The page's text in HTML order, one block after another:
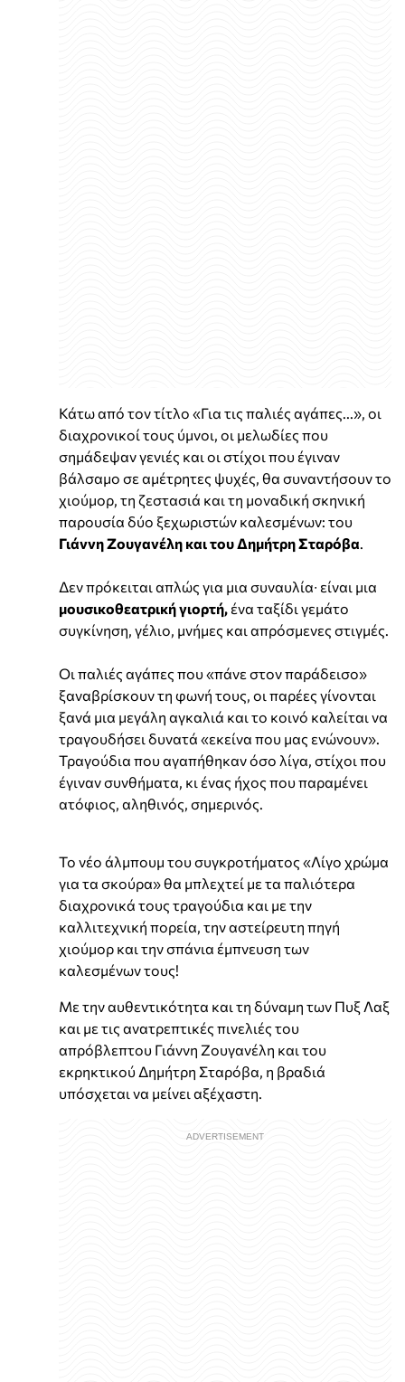
Κάτω από τον τίτλο «Για τις παλιές αγάπες...», οι
διαχρονικοί τους ύμνοι, οι μελωδίες που
σημάδεψαν γενιές και οι στίχοι που έγιναν
βάλσαμο σε αμέτρητες ψυχές, θα συναντήσουν το
χιούμορ, τη ζεστασιά και τη μοναδική σκηνική
παρουσία δύο ξεχωριστών καλεσμένων: του
Γιάννη Ζουγανέλη και του Δημήτρη Σταρόβα
Δεν πρόκειται απλώς για μια συναυλία∙ είναι μια
μουσικοθεατρική γιορτή, ένα ταξίδι γεμάτο
συγκίνηση, γέλιο, μνήμες και απρόσμενες στιγμές.
Οι παλιές αγάπες που «πάνε στον παράδεισο»
ξαναβρίσκουν τη φωνή τους, οι παρέες γίνονται
ξανά μια μεγάλη αγκαλιά και το κοινό καλείται να
τραγουδήσει δυνατά «εκείνα που μας ενώνουν».
Τραγούδια που αγαπήθηκαν όσο λίγα, στίχοι που
έγιναν συνθήματα, κι ένας ήχος που παραμένει
ατόφιος, αληθινός, σημερινός.
Το νέο άλμπουμ του συγκροτήματος «Λίγο χρώμα
για τα σκούρα» θα μπλεχτεί με τα παλιότερα
διαχρονικά τους τραγούδια και με την
καλλιτεχνική πορεία, την αστείρευτη πηγή
χιούμορ και την σπάνια έμπνευση των
καλεσμένων τους!
Με την αυθεντικότητα και τη δύναμη των Πυξ Λαξ
και με τις ανατρεπτικές πινελιές του
απρόβλεπτου Γιάννη Ζουγανέλη και του
εκρηκτικού Δημήτρη Σταρόβα, η βραδιά
υπόσχεται να μείνει αξέχαστη.